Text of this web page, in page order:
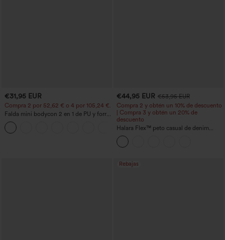
€31,95 EUR
Compra 2 por 52,62 € o 4 por 105,24 €.
Falda mini bodycon 2 en 1 de PU y forro
polar, de talle alto con control de
abdomen, fruncida y con dobladillo
curvo
€44,95 EUR €53,95 EUR
Compra 2 y obtén un 10% de descuento
| Compra 3 y obtén un 20% de
descuento
Halara Flex™ peto casual de denim
lavado con escote cuadrado y bolsillos
Rebajas